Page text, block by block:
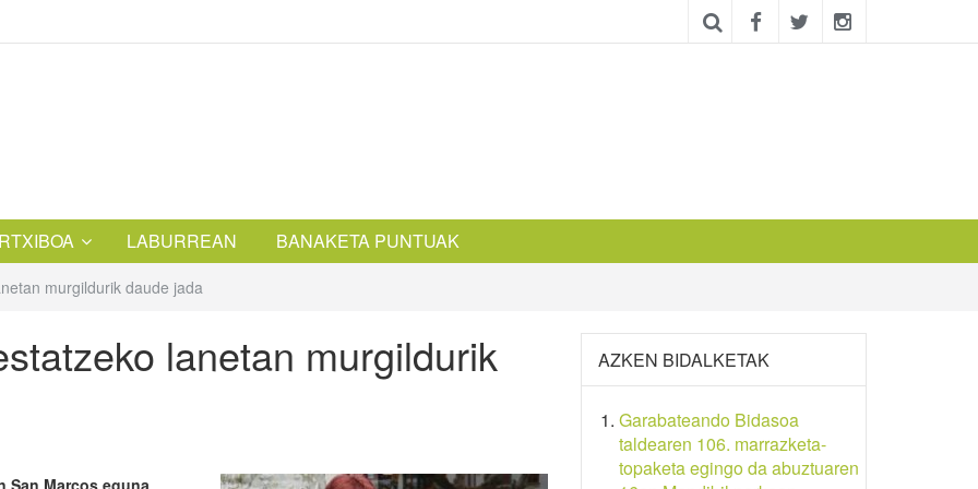
LABURREAN BANAKETA PUNTUAK
murgildurik daude jada
lanetan murgildurik
San Marcos eguna
AZKEN BIDALKETAK
Garabateando Bidasoa
taldearen 106. marrazketa-
topaketa egingo da abuztuaren